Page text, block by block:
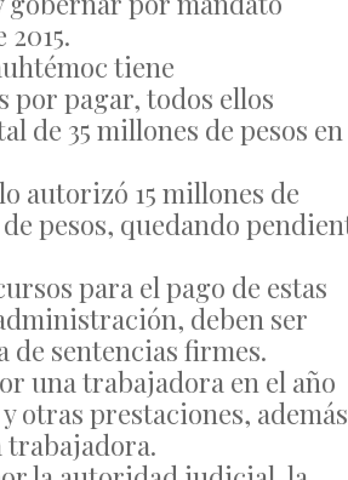
tiene
por pagar, todos ellos
de 35 millones de pesos en
autorizó 15 millones de
pesos, quedando
para el pago de estas
deben ser
sentencias firmes.
una trabajadora en el año
otras prestaciones, además
trabajadora.